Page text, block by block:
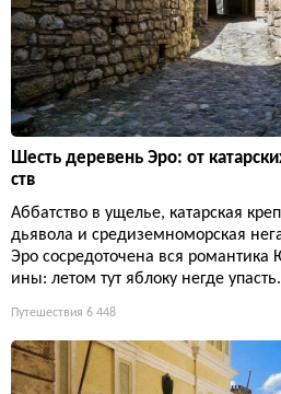
Шесть деревень Эро: от
ств
Аббатство в ущелье, катарская
дьявола и средиземноморская
Эро сосредоточена вся
ины: летом тут яблоку негде упасть.
Путешествия 6 448